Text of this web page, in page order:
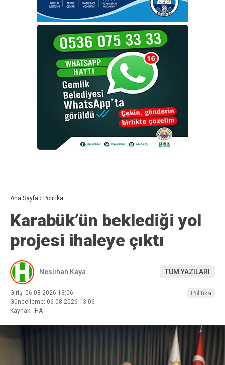
Ana Sayfa › Politika
Karabük’ün beklediği yol
projesi ihaleye çıktı
Neslihan Kaya TÜM YAZILARI
Giriş: 06-08-2026 13:06
Güncelleme: 06-08-2026 13:06
Kaynak: İHA
Politika